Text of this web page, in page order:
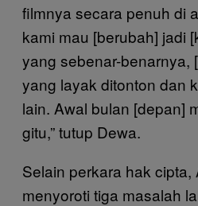
filmnya secara penuh di
kami mau [berubah] jadi
yang sebenar-benarnya,
yang layak ditonton dan
lain. Awal bulan [depan]
gitu,” tutup Dewa.
Selain perkara hak cipta,
menyoroti tiga masalah